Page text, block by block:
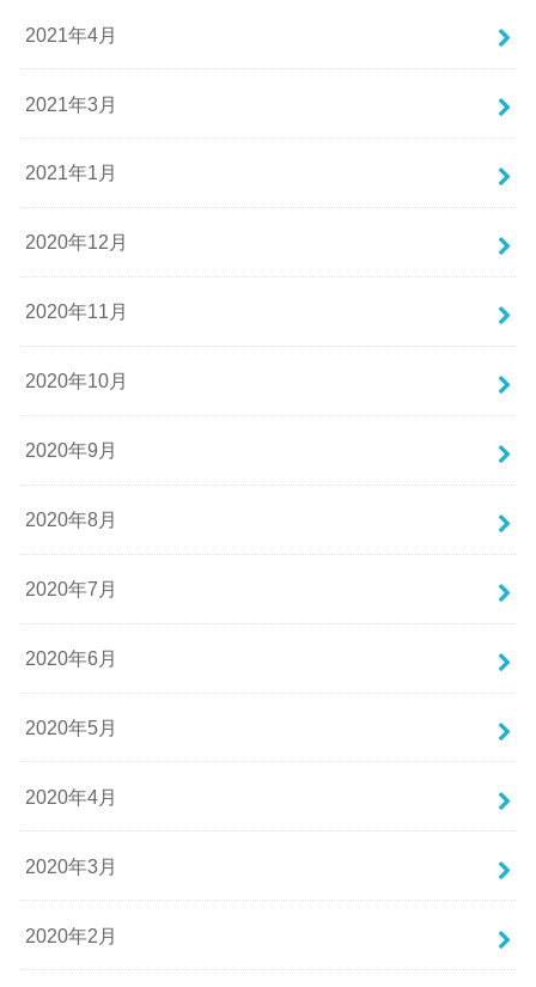
2021年4月
2021年3月
2021年1月
2020年12月
2020年11月
2020年10月
2020年9月
2020年8月
2020年7月
2020年6月
2020年5月
2020年4月
2020年3月
2020年2月